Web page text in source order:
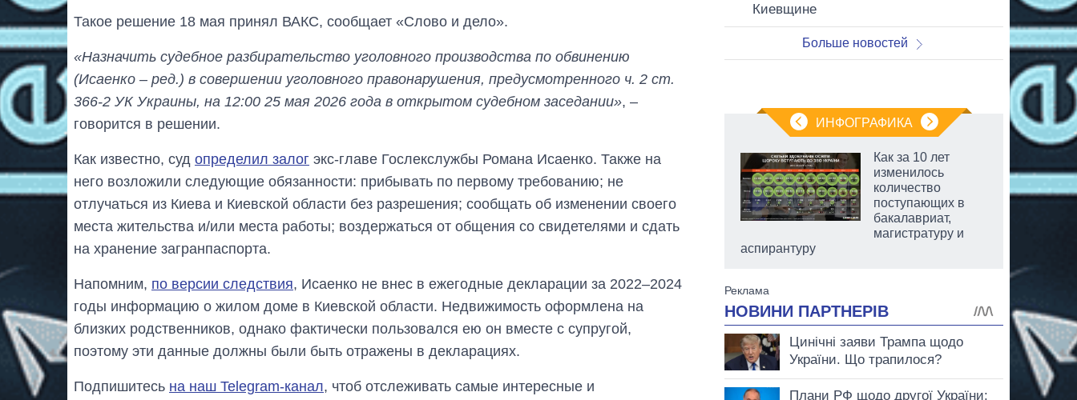
Такое решение 18 мая принял ВАКС, сообщает «Слово и дело».
«Назначить судебное разбирательство уголовного производства по обвинению
(Исаенко – ред.) в совершении уголовного правонарушения, предусмотренного ч. 2 ст.
366-2 УК Украины, на 12:00 25 мая 2026 года в открытом судебном заседании», –
говорится в решении.
Как известно, суд определил залог экс-главе Гослекслужбы Романа Исаенко. Также на
него возложили следующие обязанности: прибывать по первому требованию; не
отлучаться из Киева и Киевской области без разрешения; сообщать об изменении своего
места жительства и/или места работы; воздержаться от общения со свидетелями и сдать
на хранение загранпаспорта.
Напомним, по версии следствия, Исаенко не внес в ежегодные декларации за 2022–2024
годы информацию о жилом доме в Киевской области. Недвижимость оформлена на
близких родственников, однако фактически пользовался ею он вместе с супругой,
поэтому эти данные должны были быть отражены в декларациях.
Подпишитесь на наш Telegram-канал, чтоб отслеживать самые интересные и
Киевщине
Больше новостей
ИНФОГРАФИКА
Дефицит памяти:
на чипы за
последние годы и
на 2027-й
Как за 10 лет
изменилось
количество
поступающих в
бакалавриат,
магистратуру и
аспирантуру